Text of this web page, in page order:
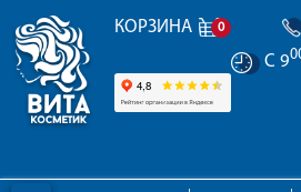
КОРЗИНА 0
С 9